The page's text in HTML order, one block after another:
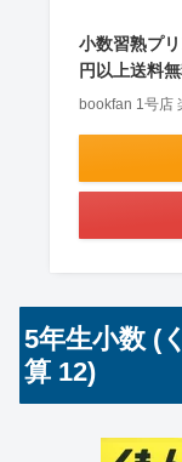
小数習熟プ
円以上送料無
bookfan 1号店
5年生小数 (
算 12)